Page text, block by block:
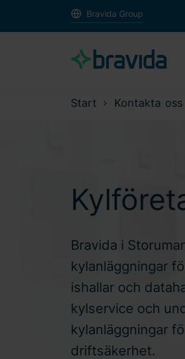
Bravida Group
Start Kontakta oss
Bravida i
kylanläggningar
ishallar och
kylservice och
kylanläggningar
driftsäkerhet.